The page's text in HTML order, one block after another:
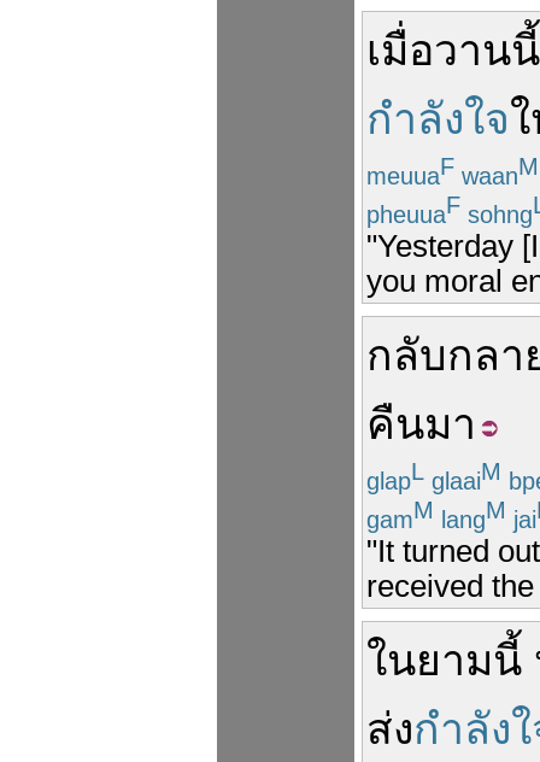
เมื่อวานนี้
กำลังใจ
meuuaF waanM
pheuuaF sohng
"Yesterday
you moral
กลับกลา
คืนมา
glapL glaaiM
gamM langM jai
"It turned
received
ในยามนี้
ส่งกำลัง